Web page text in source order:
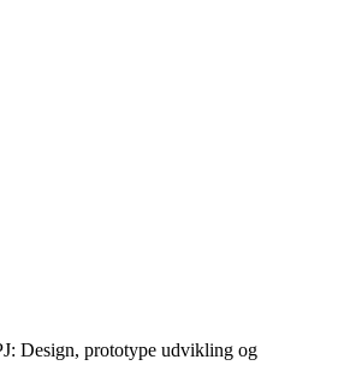
Design, prototype udvikling og